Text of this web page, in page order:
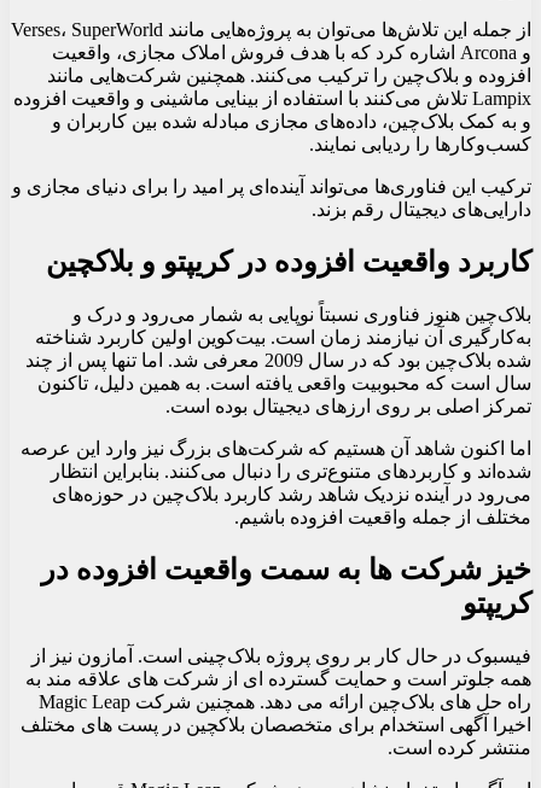
از جمله این تلاش‌ها می‌توان به پروژه‌هایی مانند Verses، SuperWorld
و Arcona اشاره کرد که با هدف فروش املاک مجازی، واقعیت
افزوده و بلاک‌چین را ترکیب می‌کنند. همچنین شرکت‌هایی مانند
Lampix تلاش می‌کنند با استفاده از بینایی ماشینی و واقعیت افزوده
و به کمک بلاک‌چین، داده‌های مجازی مبادله شده بین کاربران و
کسب‌وکارها را ردیابی نمایند.
ترکیب این فناوری‌ها می‌تواند آینده‌ای پر امید را برای دنیای مجازی و
دارایی‌های دیجیتال رقم بزند.
کاربرد واقعیت افزوده در کریپتو و بلاکچین
بلاک‌چین هنوز فناوری نسبتاً نوپایی به شمار می‌رود و درک و
به‌کارگیری آن نیازمند زمان است. بیت‌کوین اولین کاربرد شناخته
شده بلاک‌چین بود که در سال 2009 معرفی شد. اما تنها پس از چند
سال است که محبوبیت واقعی یافته است. به همین دلیل، تاکنون
تمرکز اصلی بر روی ارزهای دیجیتال بوده است.
اما اکنون شاهد آن هستیم که شرکت‌های بزرگ نیز وارد این عرصه
شده‌اند و کاربردهای متنوع‌تری را دنبال می‌کنند. بنابراین انتظار
می‌رود در آینده نزدیک شاهد رشد کاربرد بلاک‌چین در حوزه‌های
مختلف از جمله واقعیت افزوده باشیم.
خیز شرکت ها به سمت واقعیت افزوده در
کریپتو
فیسبوک در حال کار بر روی پروژه بلاک‌چینی است. آمازون نیز از
همه جلوتر است و حمایت گسترده ای از شرکت های علاقه مند به
راه حل های بلاک‌چین ارائه می دهد. همچنین شرکت Magic Leap
اخیرا آگهی استخدام برای متخصصان بلاکچین در پست های مختلف
منتشر کرده است.